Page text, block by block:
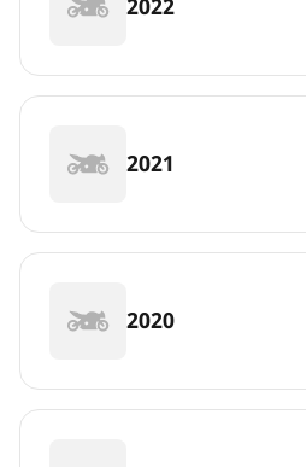
2022
2021
2020